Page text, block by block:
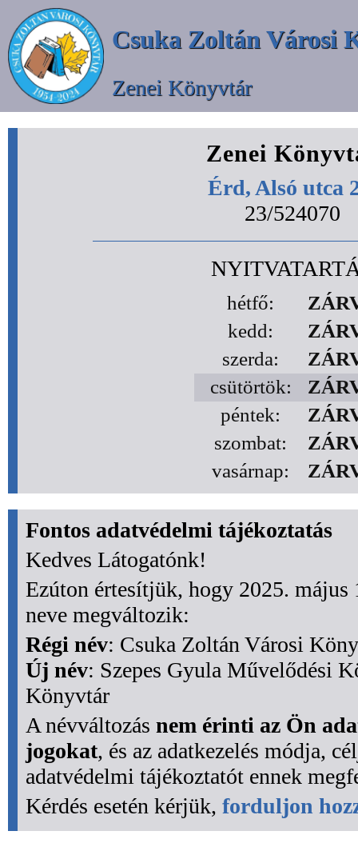
Csuka Zoltán Városi
Zenei Könyvtár
Zenei
Érd, Alsó utca
23/524070
hétfő:
kedd:
szerda:
csütörtök:
péntek:
szombat:
vasárnap:
Fontos adatvédelmi tájékoztatás
Kedves Látogatónk!
Ezúton értesítjük, hogy 2025.
neve megváltozik:
Régi név: Csuka Zoltán Városi
Új név: Szepes Gyula Művelődési
Könyvtár
A névváltozás nem érinti az Ön
jogokat, és az adatkezelés módja,
adatvédelmi tájékoztatót ennek
Kérdés esetén kérjük, forduljon